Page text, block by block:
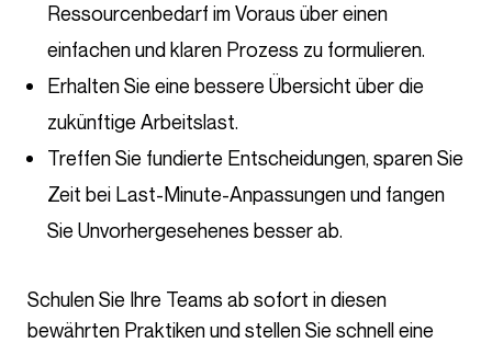
Ressourcenbedarf im Voraus über einen
einfachen und klaren Prozess zu formulieren.
Erhalten Sie eine bessere Übersicht über die
zukünftige Arbeitslast.
Treffen Sie fundierte Entscheidungen, sparen Sie
Zeit bei Last-Minute-Anpassungen und fangen
Sie Unvorhergesehenes besser ab.
Schulen Sie Ihre Teams ab sofort in diesen
bewährten Praktiken und stellen Sie schnell eine